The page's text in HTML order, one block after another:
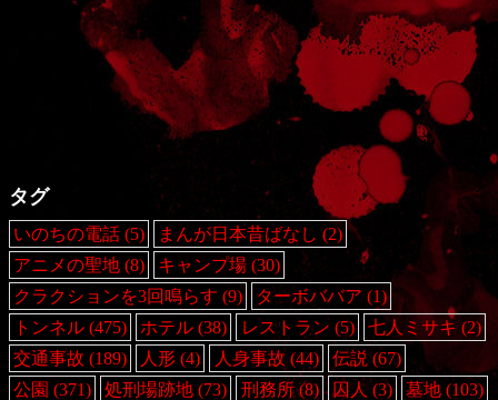
タグ
いのちの電話 (5) まんが日本昔ばなし (2)
アニメの聖地 (8) キャンプ場 (30)
クラクションを3回鳴らす (9) ターボババア (1)
トンネル (475) ホテル (38) レストラン (5) 七人ミサキ (2)
交通事故 (189) 人形 (4) 人身事故 (44) 伝説 (67)
公園 (371) 処刑場跡地 (73) 刑務所(8) 囚人(3) 墓地(103)